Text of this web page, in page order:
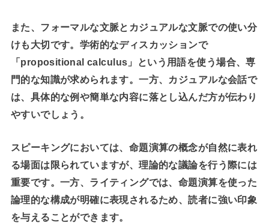
また、フォーマルな文脈とカジュアルな文脈での使い分
けも大切です。学術的なディスカッションで
「propositional calculus」という用語を使う場合、専
門的な知識が求められます。一方、カジュアルな会話で
は、具体的な例や簡単な内容に落とし込んだ方が伝わり
やすいでしょう。
スピーキングにおいては、命題演算の概念が自然に表れ
る場面は限られていますが、理論的な議論を行う際には
重要です。一方、ライティングでは、命題演算を使った
論理的な構成が明確に表現されるため、読者に強い印象
を与えることができます。